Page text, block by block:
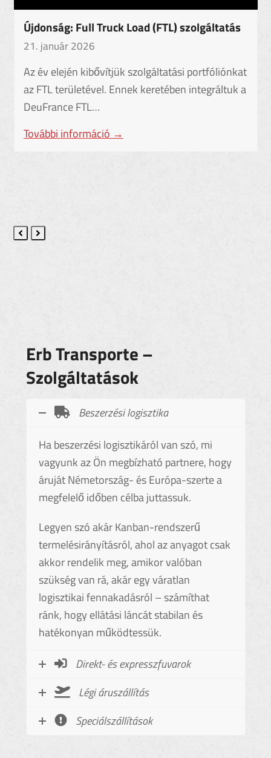
Erb Transporte – most már Brémában is!
25. június 2025
Új telephelyünk megnyitása Brémában –
Hatékonyabban, gyorsabban, közelebb! Tovább
növekszünk: új brémai telephelyünk
megnyitásával tovább…
Previous
Next
Erb Transporte –
Szolgáltatások
Beszerzési logisztika
Ha beszerzési logisztikáról van szó, mi
vagyunk az Ön megbízható partnere, hogy
áruját Németország- és Európa-szerte a
megfelelő időben célba juttassuk.
Legyen szó akár Kanban-rendszerű
termelésirányításról, ahol az anyagot csak
akkor rendelik meg, amikor valóban
szükség van rá, akár egy váratlan
logisztikai fennakadásról – számíthat
ránk, hogy ellátási láncát stabilan és
hatékonyan működtessük.
Direkt- és expresszfuvarok
Légi áruszállítás
Speciálszállítások